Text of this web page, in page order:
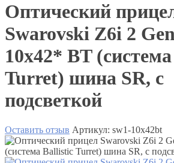
Оптический
Swarovski Z6i 2
10x42* BT
Turret) шина SR, с
подсветкой
Оставить отзыв Артикул: sw1-10x42bt